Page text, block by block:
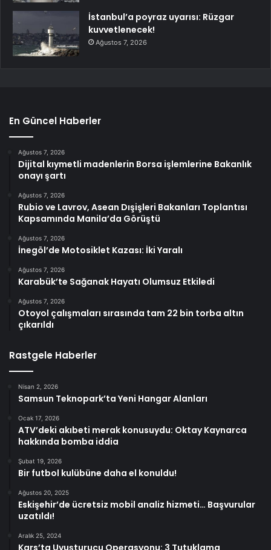
İstanbul’a poyraz uyarısı: Rüzgar
kuvvetlenecek!
Ağustos 7, 2026
En Güncel Haberler
Ağustos 7, 2026
Dijital kıymetli madenlerin Borsa işlemlerine Bakanlık
onayı şartı
Ağustos 7, 2026
Rubio ve Lavrov, Asean Dışişleri Bakanları Toplantısı
Kapsamında Manila’da Görüştü
Ağustos 7, 2026
İnegöl’de Motosiklet Kazası: İki Yaralı
Ağustos 7, 2026
Karabük’te Sağanak Hayatı Olumsuz Etkiledi
Ağustos 7, 2026
Otoyol çalışmaları sırasında tam 22 bin torba altın
çıkarıldı
Rastgele Haberler
Nisan 2, 2026
Samsun Teknopark’ta Yeni Hangar Alanları
Ocak 17, 2026
ATV’deki akıbeti merak konusuydu: Oktay Kaynarca
hakkında bomba iddia
Şubat 19, 2026
Bir futbol kulübüne daha el konuldu!
Ağustos 20, 2025
Eskişehir’de ücretsiz mobil analiz hizmeti… Başvurular
uzatıldı!
Aralık 25, 2024
Kars’ta Uyuşturucu Operasyonu: 3 Tutuklama